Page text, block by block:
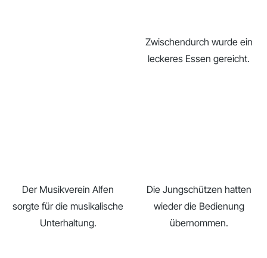
Zwischendurch wurde ein
leckeres Essen gereicht.
Der Musikverein Alfen
sorgte für die musikalische
Unterhaltung.
Die Jungschützen hatten
wieder die Bedienung
übernommen.